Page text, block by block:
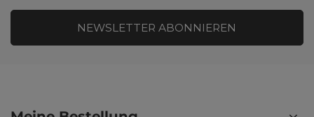
NEWSLETTER ABONNIEREN